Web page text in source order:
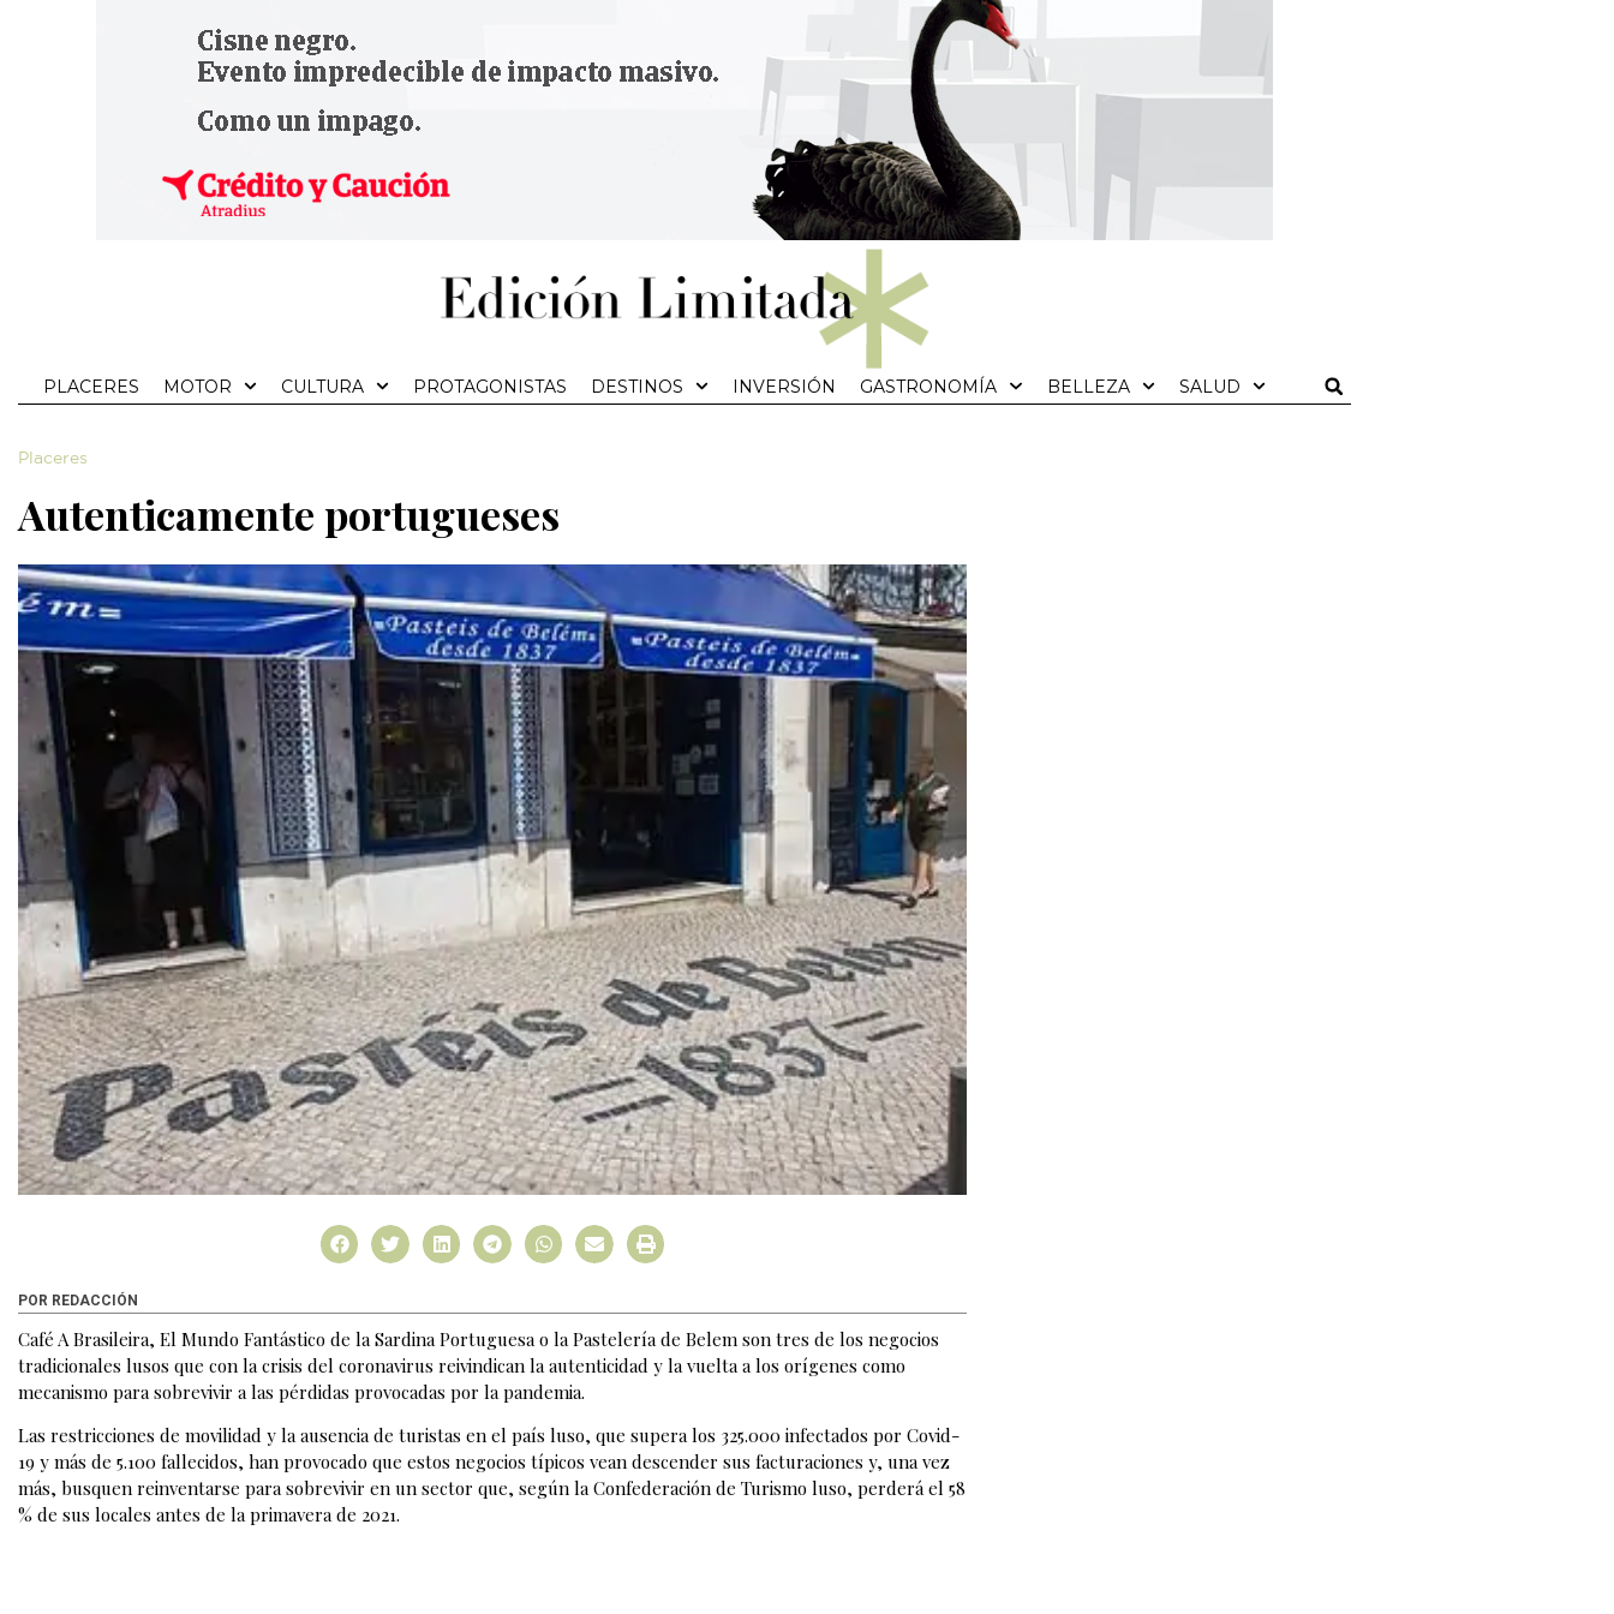
PLACERES MOTOR CULTURA PROTAGONISTAS DESTINOS INVERSIÓN GASTRONOMÍA BELLEZA SALUD
Placeres
Autenticamente portugueses
POR REDACCIÓN
Café A Brasileira, El Mundo Fantástico de la Sardina Portuguesa o la Pastelería de Belem son tres de los negocios
tradicionales lusos que con la crisis del coronavirus reivindican la autenticidad y la vuelta a los orígenes como
mecanismo para sobrevivir a las pérdidas provocadas por la pandemia.
Las restricciones de movilidad y la ausencia de turistas en el país luso, que supera los 325.000 infectados por Covid-
19 y más de 5.100 fallecidos, han provocado que estos negocios típicos vean descender sus facturaciones y, una vez
más, busquen reinventarse para sobrevivir en un sector que, según la Confederación de Turismo luso, perderá el 58
% de sus locales antes de la primavera de 2021.